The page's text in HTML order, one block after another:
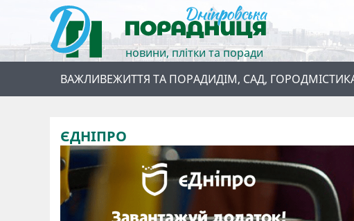
новини, плітки та поради
ВАЖЛИВЕЖИТТЯ ТА ПОРАДИДІМ, САД, ГОРОД
ЄДНІПРО